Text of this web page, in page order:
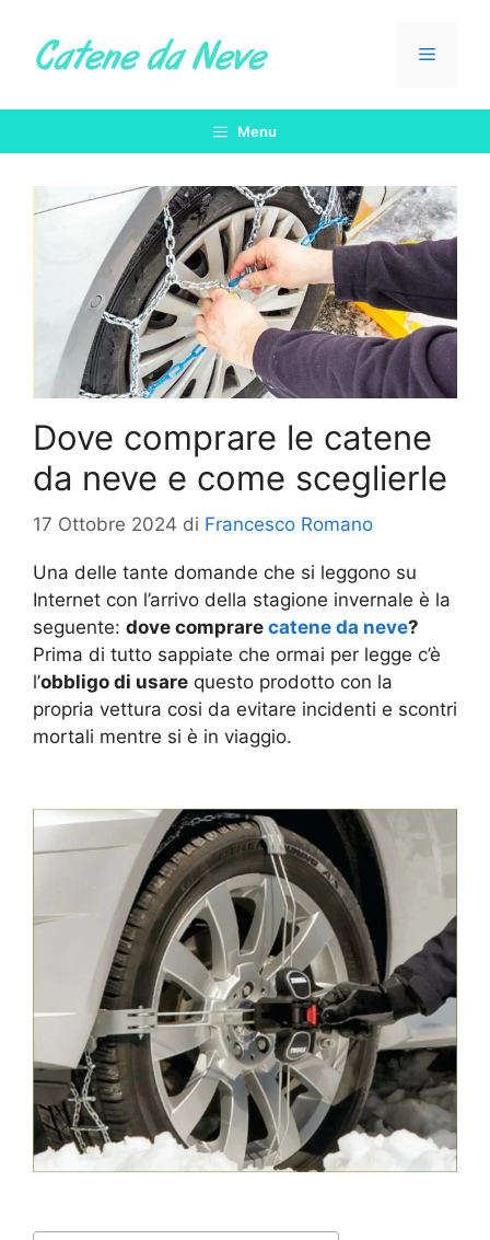
contenuto
Menu
Menu
Dove comprare le catene
da neve e come sceglierle
17 Ottobre 2024 di Francesco Romano
Una delle tante domande che si leggono su
Internet con l’arrivo della stagione invernale è la
seguente: dove comprare catene da neve?
Prima di tutto sappiate che ormai per legge c’è
l’obbligo di usare questo prodotto con la
propria vettura cosi da evitare incidenti e scontri
mortali mentre si è in viaggio.